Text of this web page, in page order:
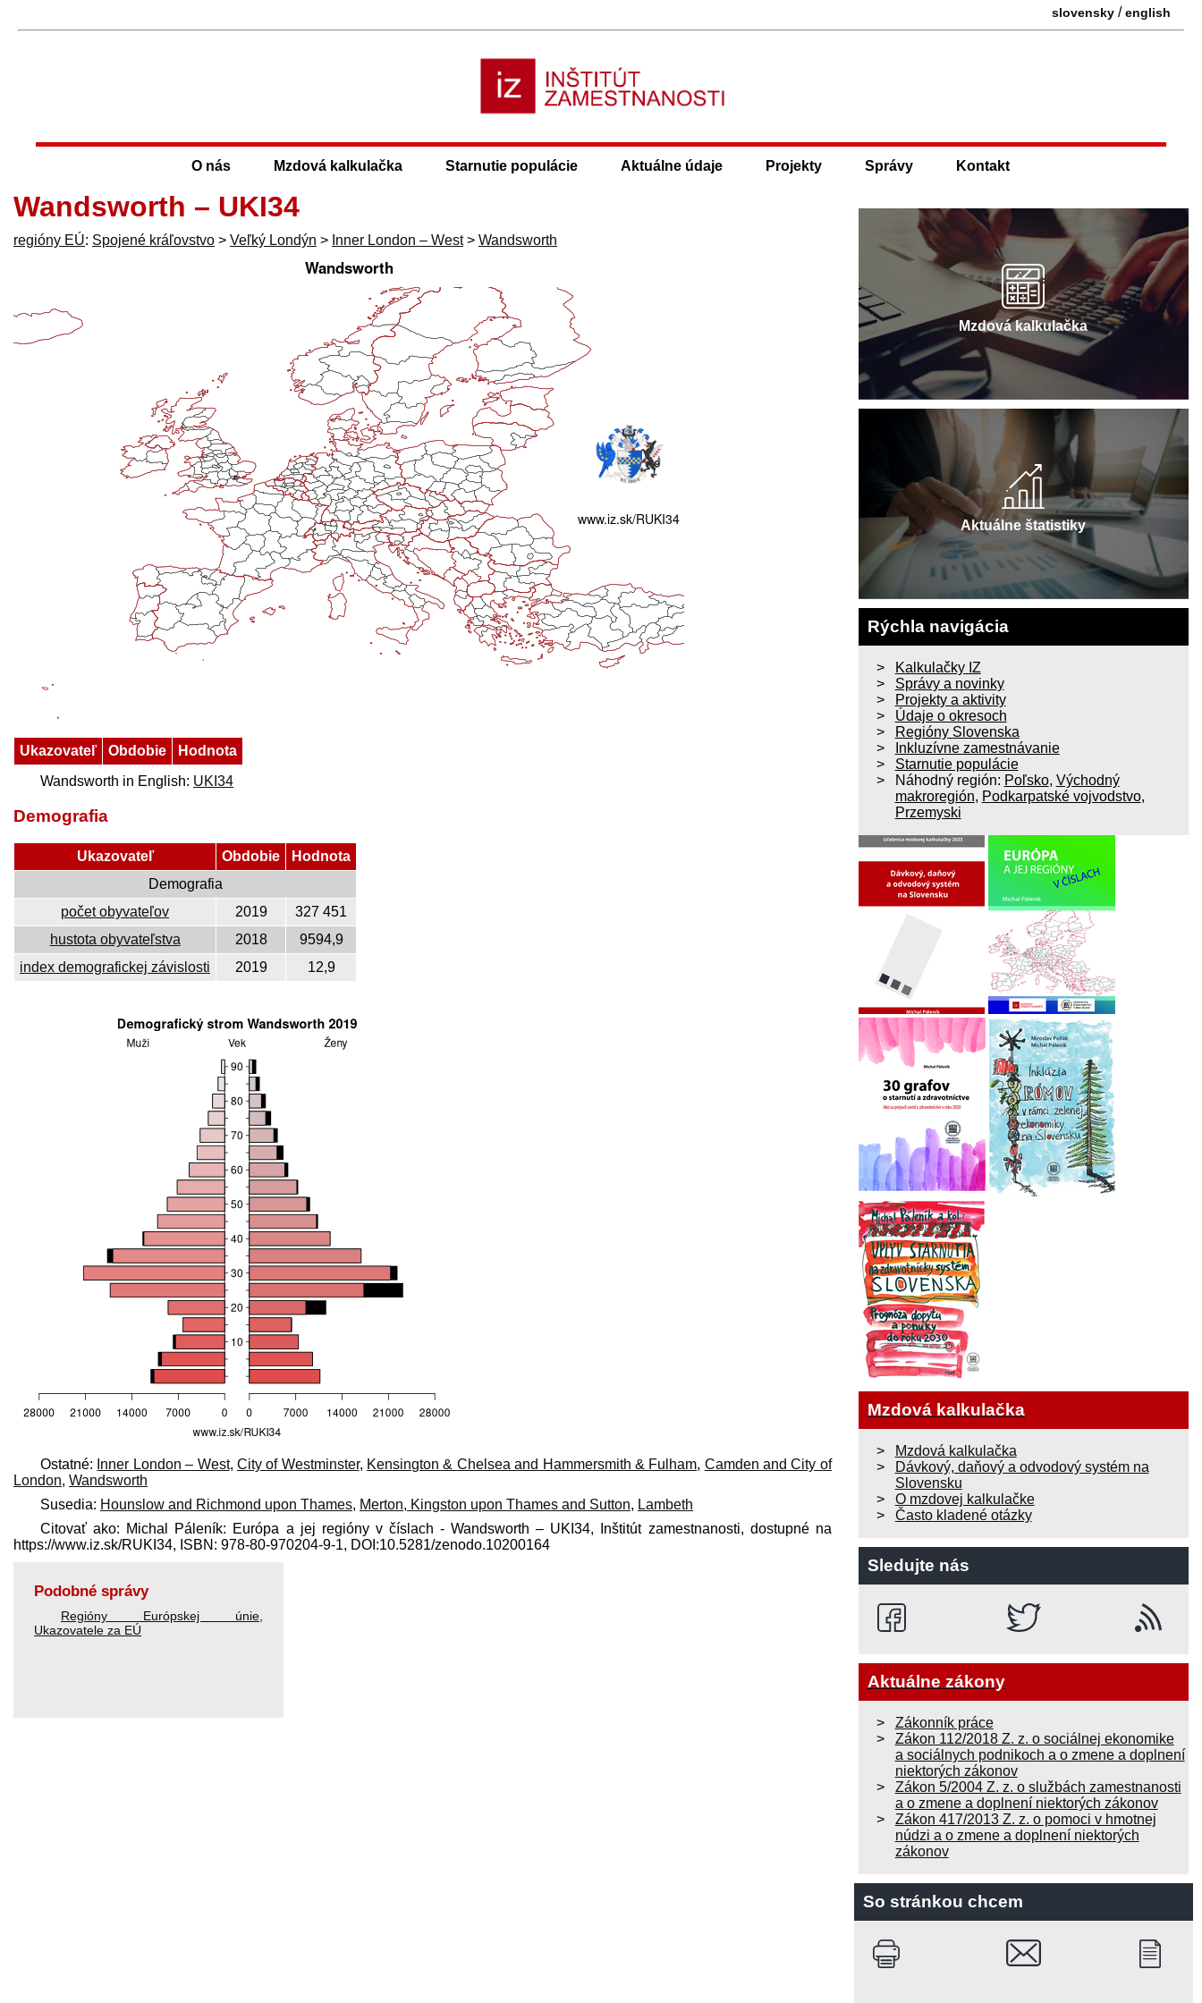
slovensky /english
O nás Mzdová kalkulačka Starnutie populácie Aktuálne údaje Projekty Správy Kontakt
Wandsworth – UKI34
regióny EÚ: Spojené kráľovstvo > Veľký Londýn > Inner London – West> Wandsworth
Ukazovateľ Obdobie
Hodnota
Wandsworth in English: UKI34
Demografia
Ukazovateľ Obdobie
Hodnota
Demografia
počet obyvateľov
2019
327 451
hustota obyvateľstva
2018
9594,9
index demografickej závislosti
2019 12,9
Ostatné: Inner London – West, City of Westminster, Kensington & Chelsea and Hammersmith & Fulham, Camden and City of
London, Wandsworth
Susedia: Hounslow and Richmond upon Thames, Merton, Kingston upon Thames and Sutton, Lambeth
Citovať ako: Michal Páleník: Európa a jej regióny v číslach - Wandsworth – UKI34, Inštitút zamestnanosti, dostupné na
https://www.iz.sk/​RUKI34, ISBN: 978-80-970204-9-1, DOI:10.5281/zenodo.10200164
Podobné správy
Regióny Európskej únie,
Ukazovatele za EÚ
Mzdová kalkulačka
Aktuálne štatistiky
Rýchla navigácia
Kalkulačky IZ
Správy a novinky
Projekty a aktivity
Údaje o okresoch
Regióny Slovenska
Inkluzívne zamestnávanie
Starnutie populácie
Náhodný región: Poľsko, Východný
makroregión, Podkarpatské vojvodstvo,
Przemyski
Mzdová kalkulačka
Mzdová kalkulačka
Dávkový, daňový a odvodový systém na
Slovensku
O mzdovej kalkulačke
Často kladené otázky
Sledujte nás
Aktuálne zákony
Zákonník práce
Zákon 112/2018 Z. z. o sociálnej ekonomike
a sociálnych podnikoch a o zmene a doplnení
niektorých zákonov
Zákon 5/2004 Z. z. o službách zamestnanosti
a o zmene a doplnení niektorých zákonov
Zákon 417/2013 Z. z. o pomoci v hmotnej
núdzi a o zmene a doplnení niektorých
zákonov
So stránkou chcem